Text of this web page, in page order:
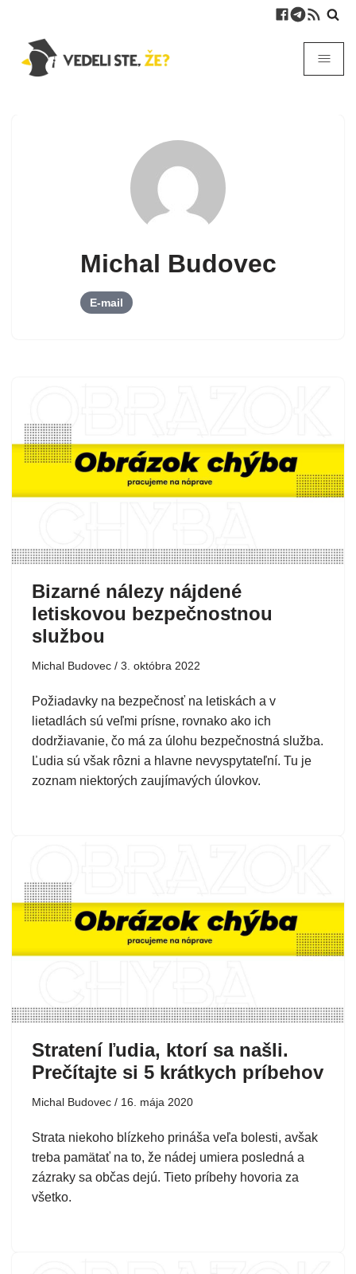
Michal Budovec
E-mail
Bizarné nálezy nájdené
letiskovou bezpečnostnou
službou
Michal Budovec 3. októbra 2022
Požiadavky na bezpečnosť na letiskách a v
lietadlách sú veľmi prísne, rovnako ako ich
dodržiavanie, čo má za úlohu bezpečnostná služba.
Ľudia sú však rôzni a hlavne nevyspytateľní. Tu je
zoznam niektorých zaujímavých úlovkov.
Stratení ľudia, ktorí sa našli.
Prečítajte si 5 krátkych príbehov
Michal Budovec 16. mája 2020
Strata niekoho blízkeho prináša veľa bolesti, avšak
treba pamätať na to, že nádej umiera posledná a
zázraky sa občas dejú. Tieto príbehy hovoria za
všetko.